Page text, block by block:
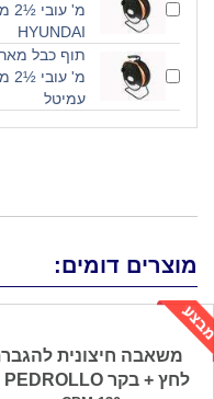
מ'
HYUNDAI
מ'
עמיטל
מוצרים דומים:
משאבה חיצונית
לחץ + בקר PEDROLLO